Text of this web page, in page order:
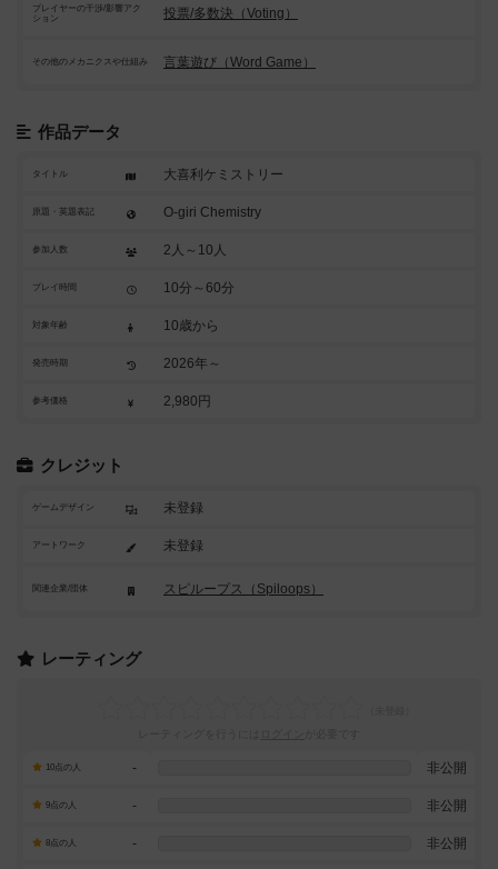
プレイヤーの干渉/影響アク
ション
投票/多数決（Voting）
その他のメカニクスや仕組み 言葉遊び（Word Game）
作品データ
タイトル 大喜利ケミストリー
原題・英題表記 O-giri Chemistry
参加人数 2人～10人
プレイ時間 10分～60分
対象年齢 10歳から
発売時期 2026年～
参考価格 2,980円
クレジット
ゲームデザイン 未登録
アートワーク 未登録
関連企業/団体 スピループス（Spiloops）
レーティング
10点の人 - 非公開
9点の人 - 非公開
8点の人 - 非公開